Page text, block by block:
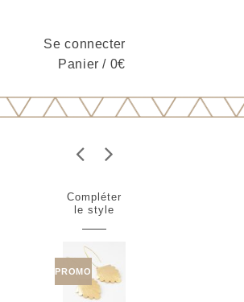
Se connecter
Panier / 0€
Compléter
le style
PROMO